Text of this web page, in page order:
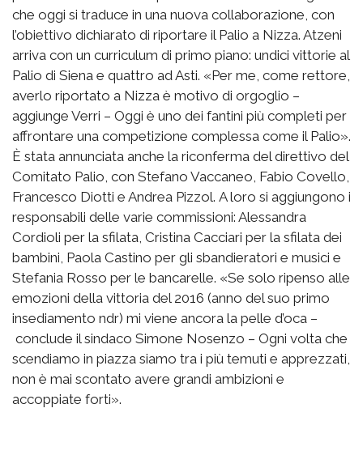
che oggi si traduce in una nuova collaborazione, con
l’obiettivo dichiarato di riportare il Palio a Nizza. Atzeni
arriva con un curriculum di primo piano: undici vittorie al
Palio di Siena e quattro ad Asti. «Per me, come rettore,
averlo riportato a Nizza è motivo di orgoglio –
aggiunge Verri – Oggi è uno dei fantini più completi per
affrontare una competizione complessa come il Palio».
È stata annunciata anche la riconferma del direttivo del
Comitato Palio, con Stefano Vaccaneo, Fabio Covello,
Francesco Diotti e Andrea Pizzol. A loro si aggiungono i
responsabili delle varie commissioni: Alessandra
Cordioli per la sfilata, Cristina Cacciari per la sfilata dei
bambini, Paola Castino per gli sbandieratori e musici e
Stefania Rosso per le bancarelle. «Se solo ripenso alle
emozioni della vittoria del 2016 (anno del suo primo
insediamento ndr) mi viene ancora la pelle d’oca –
conclude il sindaco Simone Nosenzo – Ogni volta che
scendiamo in piazza siamo tra i più temuti e apprezzati,
non è mai scontato avere grandi ambizioni e
accoppiate forti».